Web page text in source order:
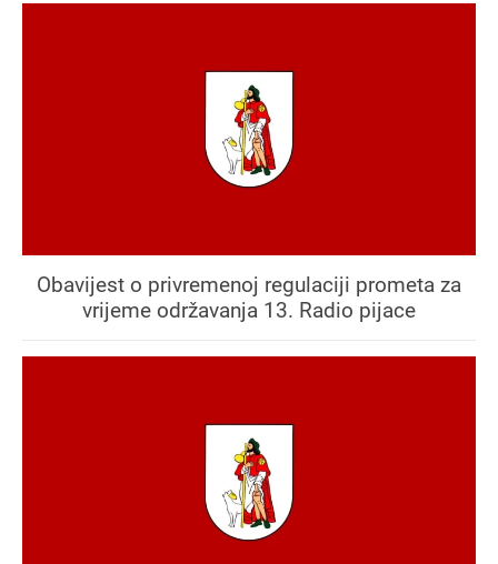
Obavijest o privremenoj regulaciji prometa za
vrijeme održavanja 13. Radio pijace